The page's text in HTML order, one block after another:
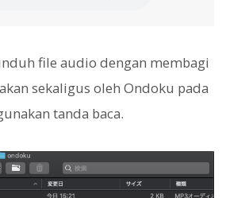
file audio dengan membagi
sekaligus oleh Ondoku pada
tanda baca.